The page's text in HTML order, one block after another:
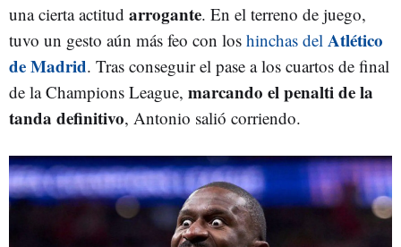
una cierta actitud arrogante. En el terreno de juego,
tuvo un gesto aún más feo con los hinchas del Atlético
de Madrid. Tras conseguir el pase a los cuartos de final
de la Champions League, marcando el penalti de la
tanda definitivo, Antonio salió corriendo.